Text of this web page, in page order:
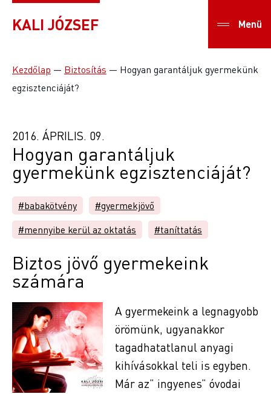
KALI JÓZSEF Menü
Kezdőlap — Biztosítás — Hogyan garantáljuk gyermekünk
egzisztenciáját?
2016. ÁPRILIS. 09.
Hogyan garantáljuk
gyermekünk egzisztenciáját?
#babakötvény
#gyermekjövő
#mennyibe kerül az oktatás
#taníttatás
Biztos jövő gyermekeink
számára
A gyermekeink a legnagyobb
örömünk, ugyanakkor
tagadhatatlanul anyagi
kihívásokkal teli is egyben.
Már az” ingyenes” óvodai